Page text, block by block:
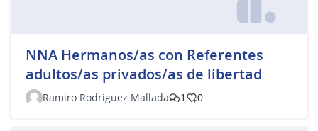
NNA Hermanos/as con Referentes
adultos/as privados/as de libertad
Ramiro Rodriguez Mallada 1 0